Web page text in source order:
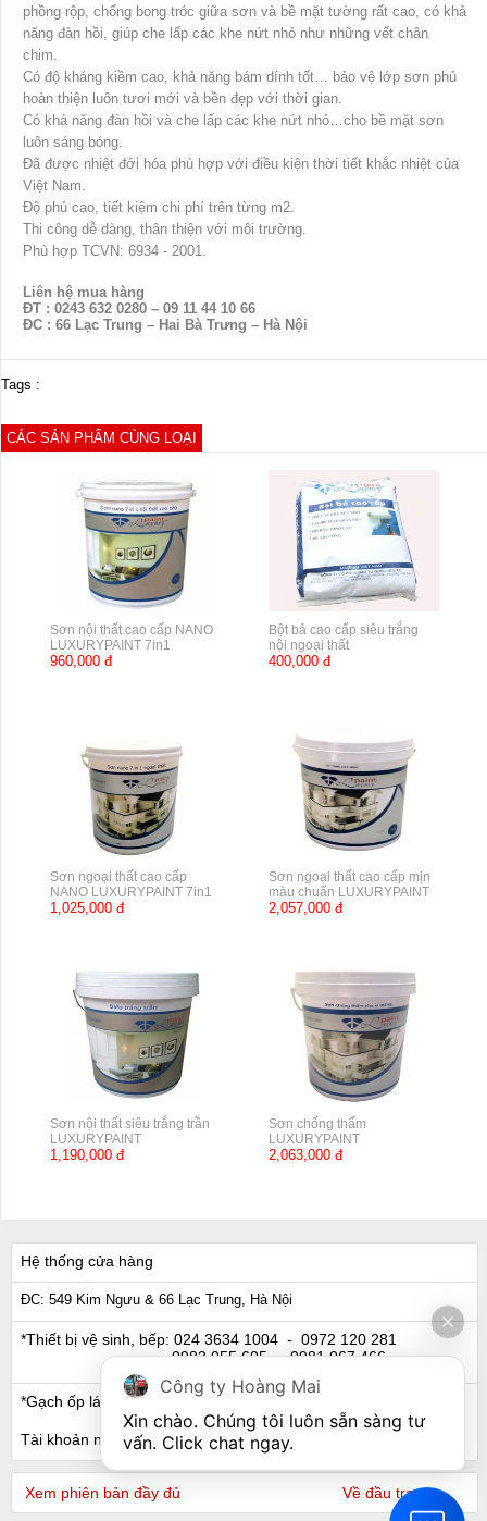
phồng rộp, chống bong tróc giữa sơn và bề mặt tường rất cao, có khả
năng đàn hồi, giúp che lấp các khe nứt nhỏ như những vết chân
chim.
Có độ kháng kiềm cao, khả năng bám dính tốt… bảo vệ lớp sơn phủ
hoàn thiện luôn tươi mới và bền đẹp với thời gian.
Có khả năng đàn hồi và che lấp các khe nứt nhỏ…cho bề mặt sơn
luôn sáng bóng.
Đã được nhiệt đới hóa phù hợp với điều kiện thời tiết khắc nhiệt của
Việt Nam.
Độ phủ cao, tiết kiệm chi phí trên từng m2.
Thi công dễ dàng, thân thiện với môi trường.
Phù hợp TCVN: 6934 - 2001.
Liên hệ mua hàng
ĐT : 0243 632 0280 – 09 11 44 10 66
ĐC : 66 Lạc Trung – Hai Bà Trưng – Hà Nội
Tags :
CÁC SẢN PHẨM CÙNG LOẠI
Sơn nội thất cao cấp NANO
LUXURYPAINT 7in1
960,000 đ
Bột bả cao cấp siêu trắng
nội ngoại thất
400,000 đ
Sơn ngoại thất cao cấp
NANO LUXURYPAINT 7in1
1,025,000 đ
Sơn ngoại thất cao cấp mịn
màu chuẩn LUXURYPAINT
2,057,000 đ
Sơn nội thất siêu trắng trần
LUXURYPAINT
1,190,000 đ
Sơn chống thấm
LUXURYPAINT
2,063,000 đ
Hệ thống cửa hàng
ĐC: 549 Kim Ngưu & 66 Lạc Trung, Hà Nội
*Thiết bị vệ sinh, bếp: 024 3634 1004 - 0972 120 281
0983 055 605- 0981 067 466
*Gạch ốp lát, Ngói: 024 3632 0280 - 0911 441 066
Tài khoản ngân hàng
Xem phiên bản đầy đủ Về đầu trang
Công ty Hoàng Mai
Xin chào. Chúng tôi luôn sẵn sàng tư
vấn. Click chat ngay.